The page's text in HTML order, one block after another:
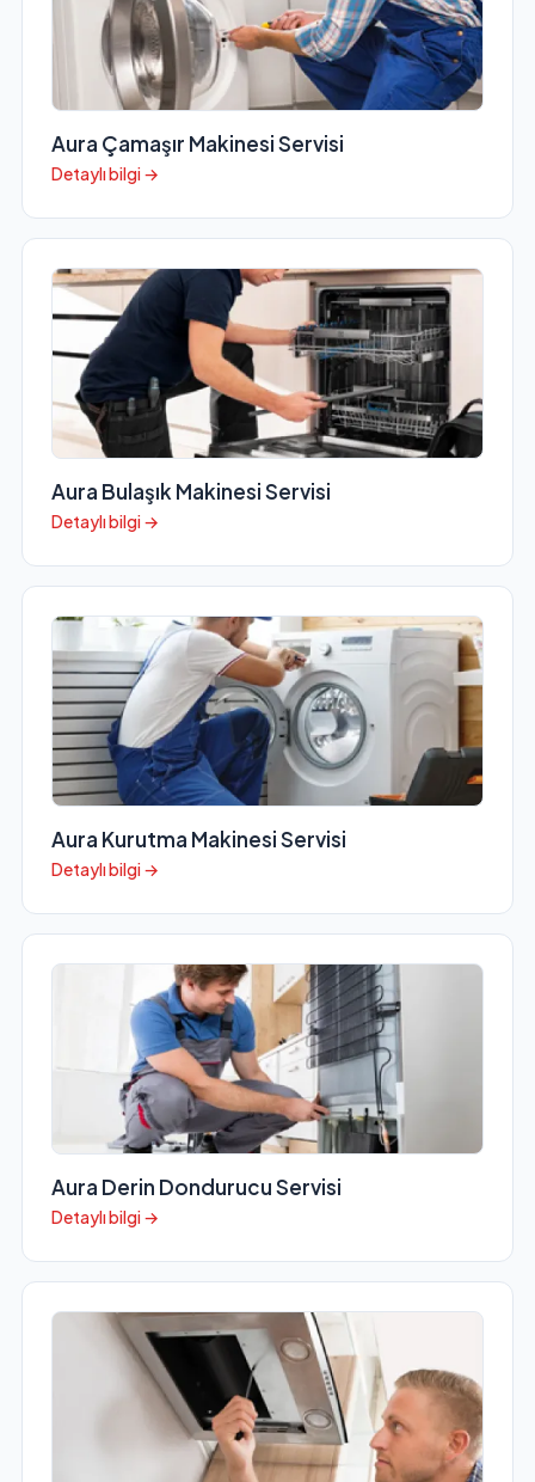
Aura Çamaşır Makinesi Servisi
Detaylı bilgi →
Aura Bulaşık Makinesi Servisi
Detaylı bilgi →
Aura Kurutma Makinesi Servisi
Detaylı bilgi →
Aura Derin Dondurucu Servisi
Detaylı bilgi →